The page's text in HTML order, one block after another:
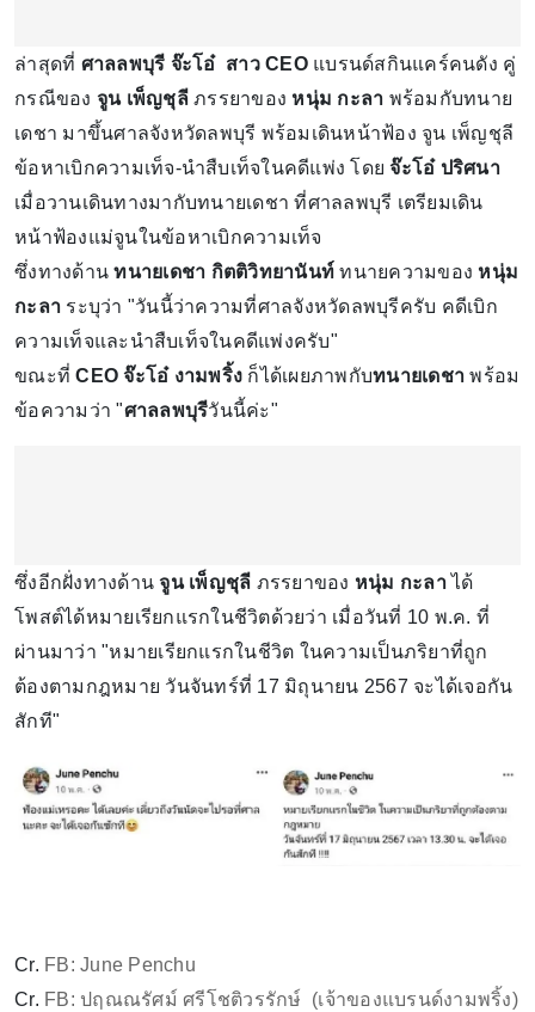
ล่าสุดที่ ศาลลพบุรี จ๊ะโอ๋ สาว CEOแบรนด์สกินแคร์คนดัง คู่
กรณีของ จูน เพ็ญชุลีภรรยาของ หนุ่ม กะลา พร้อมกับทนาย
เดชา มาขึ้นศาลจังหวัดลพบุรี พร้อมเดินหน้าฟ้อง จูน เพ็ญชุลี
ข้อหาเบิกความเท็จ-นำสืบเท็จในคดีแพ่ง โดยจ๊ะโอ๋ ปริศนา
เมื่อวานเดินทางมากับทนายเดชา ที่ศาลลพบุรี เตรียมเดิน
หน้าฟ้องแม่จูนในข้อหาเบิกความเท็จ
ซึ่งทางด้านทนายเดชา กิตติวิทยานันท์ทนายความของ หนุ่ม
กะลา ระบุว่า "วันนี้ว่าความที่ศาลจังหวัดลพบุรีครับ คดีเบิก
ความเท็จและนำสืบเท็จในคดีแพ่งครับ"
ขณะที่CEO จ๊ะโอ๋ งามพริ้ง ก็ได้เผยภาพกับทนายเดชา พร้อม
ข้อความว่า "ศาลลพบุรีวันนี้ค่ะ"
ซึ่งอีกฝั่งทางด้านจูน เพ็ญชุลี ภรรยาของ หนุ่ม กะลาได้
โพสต์ได้หมายเรียกแรกในชีวิตด้วยว่า เมื่อวันที่ 10 พ.ค. ที่
ผ่านมาว่า "หมายเรียกแรกในชีวิต ในความเป็นภริยาที่ถูก
ต้องตามกฎหมาย วันจันทร์ที่ 17 มิถุนายน 2567 จะได้เจอกัน
สักที"
Cr. FB: June Penchu
Cr. FB: ปฤณณรัศม์ ศรีโชติวรรักษ์ (เจ้าของแบรนด์งามพริ้ง)